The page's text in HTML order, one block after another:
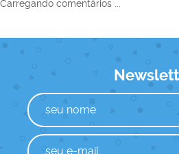
Carregando comentários ...